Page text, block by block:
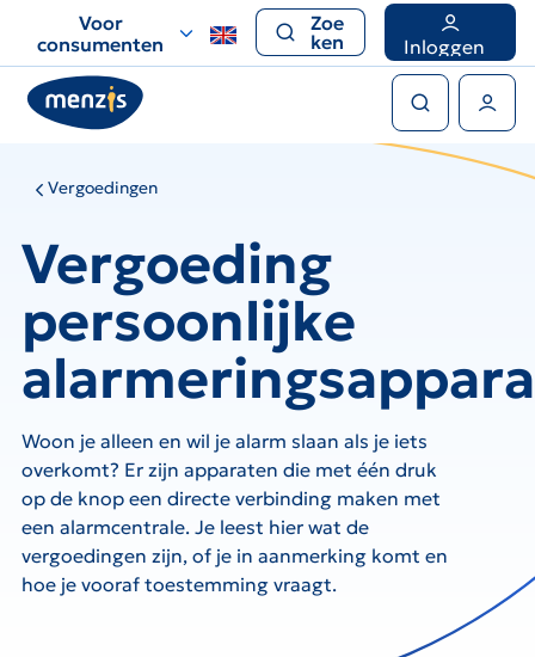
voor
snelle
navigatie
Voor
consumenten
Zoe
ken
Inloggen
Vergoedingen
Vergoeding
persoonlijke
Woon je alleen en wil je alarm slaan als je iets
overkomt? Er zijn apparaten die met één druk
op de knop een directe verbinding maken met
een alarmcentrale. Je leest hier wat de
vergoedingen zijn, of je in aanmerking komt en
hoe je vooraf toestemming vraagt.